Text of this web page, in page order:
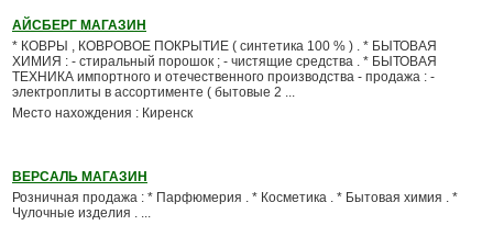
АЙСБЕРГ МАГАЗИН
* КОВРЫ , КОВРОВОЕ ПОКРЫТИЕ ( синтетика 100 % ) . * БЫТОВАЯ
ХИМИЯ : - стиральный порошок ; - чистящие средства . * БЫТОВАЯ
ТЕХНИКА импортного и отечественного производства - продажа : -
электроплиты в ассортименте ( бытовые 2 ...
Место нахождения : Киренск
ВЕРСАЛЬ МАГАЗИН
Розничная продажа : * Парфюмерия . * Косметика . * Бытовая химия . *
Чулочные изделия . ...